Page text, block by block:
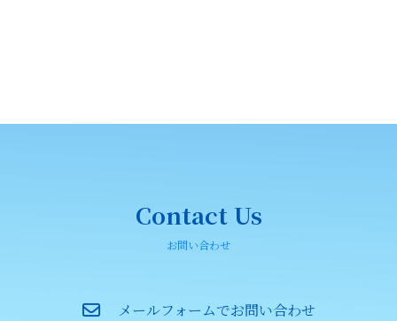
Contact Us
お問い合わせ
メールフォームでお問い合わせ